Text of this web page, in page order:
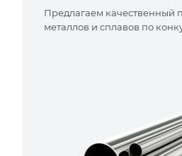
Предлагаем качественный
металлов и сплавов по